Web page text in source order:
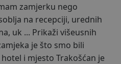
zamjerku nego
na recepciji, urednih
uk ... Prikaži višeusnih
je što smo bili
i mjesto Trakošćan je